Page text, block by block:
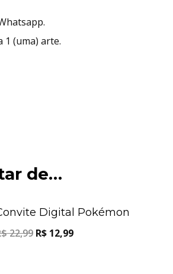
1 (uma) arte.
de…
Digital Pokémon
22,99 R$12,99